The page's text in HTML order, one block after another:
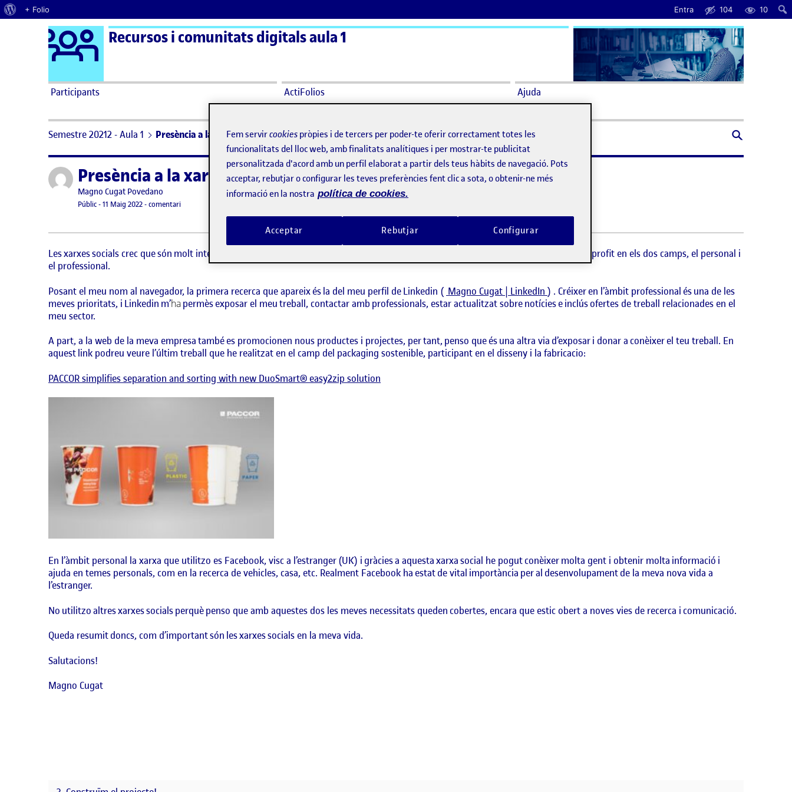
Quant al WordPress
+ Folio Entra 104 10
Saltar al contingut Logo Ágora
Recursos i comunitats digitals aula 1
Participants ActiFolios Ajuda
Semestre 20212 - Aula 1 Presència a la xarxa
Publicat perPresència a la xarxa
Publicat per
Magno Cugat Povedano
Visibilitat:
Públic-Data de publicació
11 Maig 202212 maig, 2022 8:20 am
-comentariel Presència a la xarxa
Les xarxes socials crec que són molt interessants si s’utilitzen correctament i és important tenir un perfil adequat per treure el màxim profit en els dos camps, el personal i
el professional.
Posant el meu nom al navegador, la primera recerca que apareix és la del meu perfil deLinkedin ( Magno Cugat | LinkedIn ) . Créixer en l’àmbit professional és una de les
meves prioritats, i Linkedin m’hapermès exposar el meu treball, contactar amb professionals, estar actualitzat sobre notícies e inclús ofertes de treball relacionades en el
meu sector.
A part, a la web de la meva empresa també es promocionen nous productes i projectes, per tant, penso que és una altra via d’exposar i donar a conèixer el teu treball. En
aquestlink podreu veure l’últim treball que he realitzat en el camp del packaging sostenible, participant en el disseny i la fabricacio:
PACCOR simplifies separation and sorting with new DuoSmart® easy2zip solution
En l’àmbit personal la xarxa que utilitzo es Facebook, visc a l’estranger (UK) i gràcies a aquesta xarxa social he pogut conèixer molta gent i obtenir molta informació i
ajuda en temes personals, com en la recerca de vehicles, casa, etc. Realment Facebook ha estat de vital importància per al desenvolupament de la meva nova vida a
l’estranger.
No utilitzo altres xarxes socials perquè penso que amb aquestes dos les meves necessitats queden cobertes, encara que estic obert a noves vies de recerca i comunicació.
Queda resumit doncs, com d’important són les xarxes socials en la meva vida.
Salutacions!
Magno Cugat
Fem servircookies pròpies i de tercers per poder-te oferir correctament totes les
funcionalitats del lloc web, amb finalitats analítiques i per mostrar-te publicitat
personalitzada d'acord amb un perfil elaborat a partir dels teus hàbits de navegació. Pots
acceptar, rebutjar o configurar les teves preferències fent clic a sota, o obtenir-ne més
informació en la nostra política de cookies.
Rebutjar
Acceptar Configurar